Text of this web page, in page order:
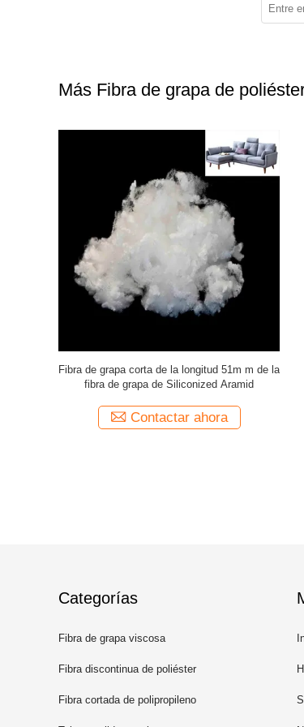
Más Fibra de grapa de
Fibra de grapa corta de la longitud 51m m de la
fibra de grapa de Siliconized Aramid
Contactar ahora
Categorías
Fibra de grapa viscosa
Fibra discontinua de poliéster
reciclado
Fibra cortada de polipropileno